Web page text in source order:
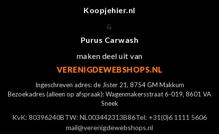
Koopjehier.nl
&
Purus Carwash
maken deel uit van
VERENIGDEWEBSHOPS.NL
Ingeschreven adres: de Jister 21, 8754 GM Makkum
Bezoekadres (alleen op afspraak): Wagenmakersstraat 6-019, 8601 VA
Sneek
KvK: 80396240BTW: NL003442313B86Tel: +31(0)6 1111 5606
mail@verenigdewebshops.nl